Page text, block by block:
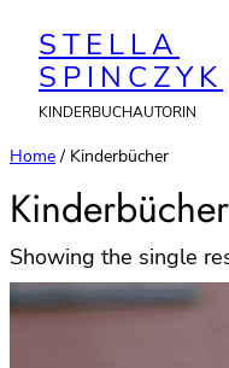
STELLA
SPINCZYK
KINDERBUCHAUTORIN
Home/ Kinderbücher
Kinderbücher
Showing the single